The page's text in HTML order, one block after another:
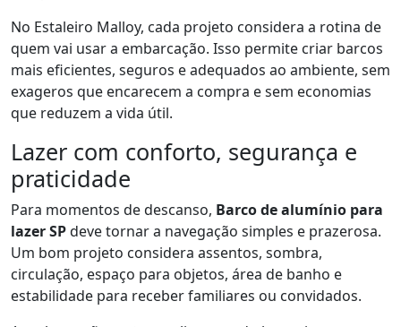
No Estaleiro Malloy, cada projeto considera a rotina de
quem vai usar a embarcação. Isso permite criar barcos
mais eficientes, seguros e adequados ao ambiente, sem
exageros que encarecem a compra e sem economias
que reduzem a vida útil.
Lazer com conforto, segurança e
praticidade
Para momentos de descanso, Barco de alumínio para
lazer SPdeve tornar a navegação simples e prazerosa.
Um bom projeto considera assentos, sombra,
circulação, espaço para objetos, área de banho e
estabilidade para receber familiares ou convidados.